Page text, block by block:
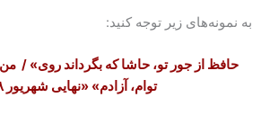
به نمونه‌های زیر توجه کنید:
حافظ از جور تو، حاشا که بگرداند روی» / من
توام، آزادم» «نهایی شهریور ۹۸»